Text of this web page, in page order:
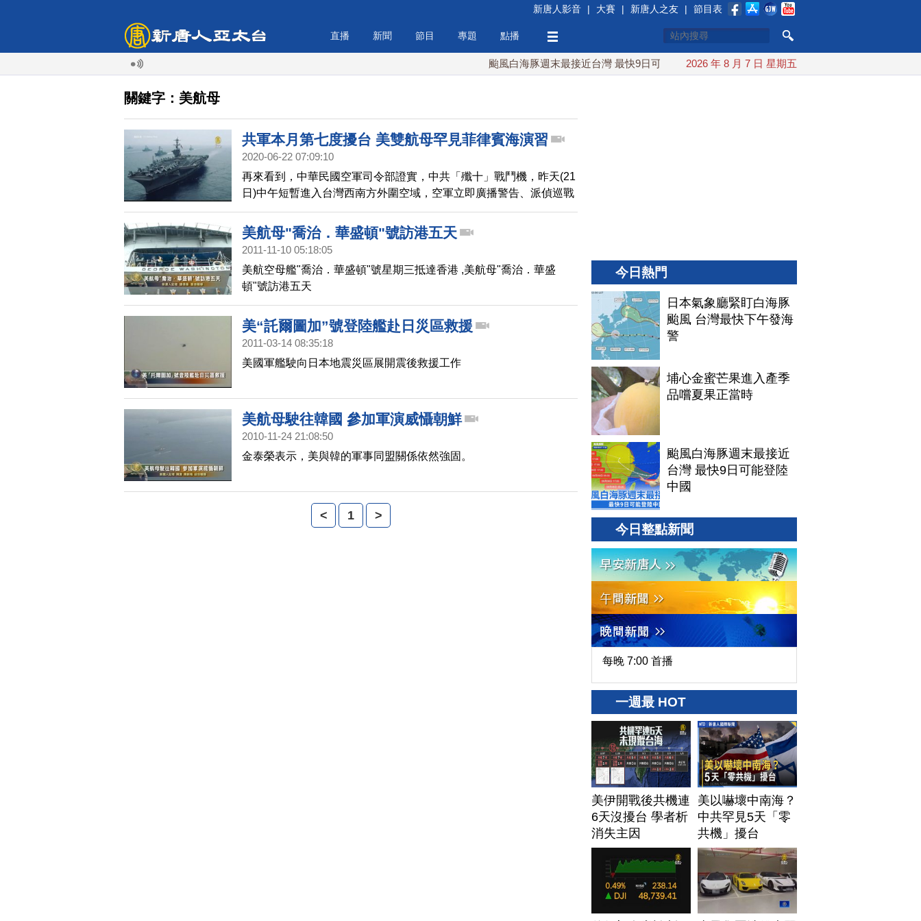
新唐人影音 | 大賽 | 新唐人之友 | 節目表
直播 新聞 節目 專題 點播
颱風白海豚週末最接近台灣 最快9日可能登陸中國 台灣漢光首結合城鎮演習 AIT連續發文讚「
2026 年 8 月 7 日 星期五
關鍵字：美航母
共軍本月第七度擾台 美雙航母罕見菲律賓海演習
2020-06-22 07:09:10
再來看到，中華民國空軍司令部證實，中共「殲十」戰鬥機，昨天(21
日)中午短暫進入台灣西南方外圍空域，空軍立即廣播警告、派偵巡戰
機驅離。根據國軍公開紀錄，這是共機今年第十四度侵擾台灣的外圍
空域，也是本月以來第七次。值得注意的是，美軍3個航空母艦戰鬥
群，20日現身印度－太平洋海域，其中羅斯福號及尼米茲號21日在關
告中共，強調美國對亞太與印太地區，以及其盟國的承諾。
美航母"喬治．華盛頓"號訪港五天
2011-11-10 05:18:05
美航空母艦"喬治．華盛頓"號星期三抵達香港 ,美航母"喬治．華盛
頓"號訪港五天
美“託爾圖加”號登陸艦赴日災區救援
2011-03-14 08:35:18
美國軍艦駛向日本地震災區展開震後救援工作
,美“託爾圖加”號登陸艦赴日災區救援
美航母駛往韓國 參加軍演威懾朝鮮
2010-11-24 21:08:50
金泰榮表示，美與韓的軍事同盟關係依然強固。
< 1 >
今日熱門
日本氣象廳緊盯白海豚
颱風 台灣最快下午發海
警
埔心金蜜芒果進入產季
品嚐夏果正當時
颱風白海豚週末最接近
台灣 最快9日可能登陸
中國
今日整點新聞
每晚 7:00 首播
一週最 HOT
美伊開戰後共機連
6天沒擾台 學者析
消失主因
美以嚇壞中南海？
中共罕見5天「零
共機」擾台